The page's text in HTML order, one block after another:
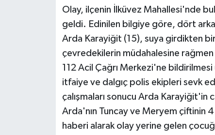
Olay, ilçenin İlküvez Mahallesi'nde
geldi. Edinilen bilgiye göre, dört
Arda Karayiğit (15), suya girdikten bir
çevredekilerin müdahalesine
112 Acil Çağrı Merkezi'ne
itfaiye ve dalgıç polis ekipleri sevk
çalışmaları sonucu Arda Karayiğit'in
Arda'nın Tuncay ve Meryem çiftinin
haberi alarak olay yerine gelen